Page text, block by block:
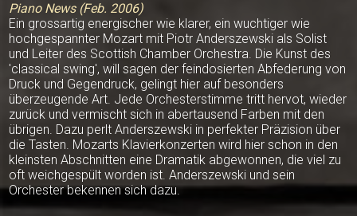
Piano News (Feb. 2006)
Ein grossartig energischer wie klarer, ein wuchtiger wie
hochgespannter Mozart mit Piotr Anderszewski als Solist
und Leiter des Scottish Chamber Orchestra. Die Kunst des
'classical swing', will sagen der feindosierten Abfederung von
Druck und Gegendruck, gelingt hier auf besonders
überzeugende Art. Jede Orchesterstimme tritt hervot, wieder
zurück und vermischt sich in abertausend Farben mit den
übrigen. Dazu perlt Anderszewski in perfekter Präzision über
die Tasten. Mozarts Klavierkonzerten wird hier schon in den
kleinsten Abschnitten eine Dramatik abgewonnen, die viel zu
oft weichgespült worden ist. Anderszewski und sein
Orchester bekennen sich dazu.